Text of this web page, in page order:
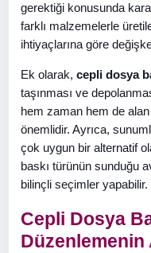
gerektiği konusunda
farklı malzemelerle
ihtiyaçlarına göre
Ek olarak, cepli dosya
taşınması ve
hem zaman hem de
önemlidir. Ayrıca,
çok uygun bir alternatif
baskı türünün sunduğu
bilinçli seçimler yapabilir.
Cepli Dosya
Düzenlemenin